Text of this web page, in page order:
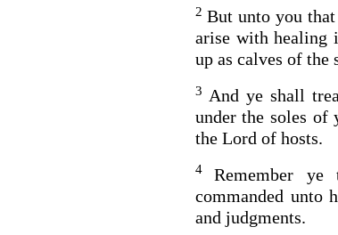
2 But unto you
arise with healing
up as calves of the
3
And ye shall
under the soles
the Lord of hosts.
4Remember
commanded unto
and judgments.